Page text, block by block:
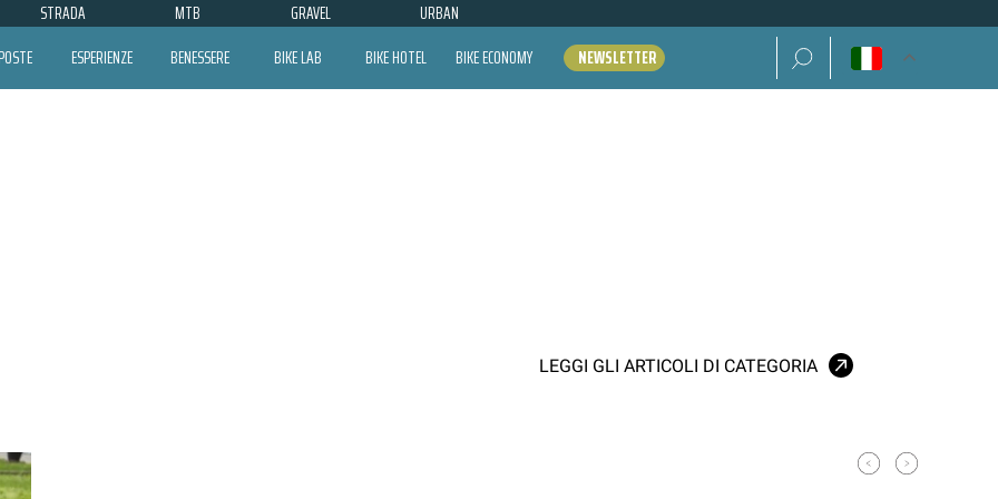
STRADA MTB GRAVEL URBAN
ESPERIENZE BENESSERE BIKE LAB BIKE HOTEL BIKE ECONOMY NEWSLETTER Ricerca per:
LEGGI GLI ARTICOLI DI CATEGORIA